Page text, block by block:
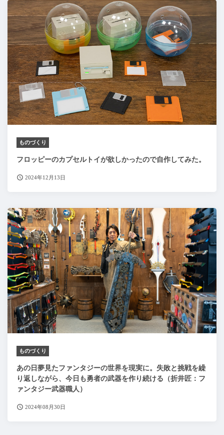
ものづくり
フロッピーのカプセルトイが欲しかったので自作してみた。
2024年12月13日
ものづくり
あの日夢見たファンタジーの世界を現実に。失敗と挑戦を繰
り返しながら、今日も勇者の武器を作り続ける（折井匠：フ
ァンタジー武器職人）
2024年08月30日